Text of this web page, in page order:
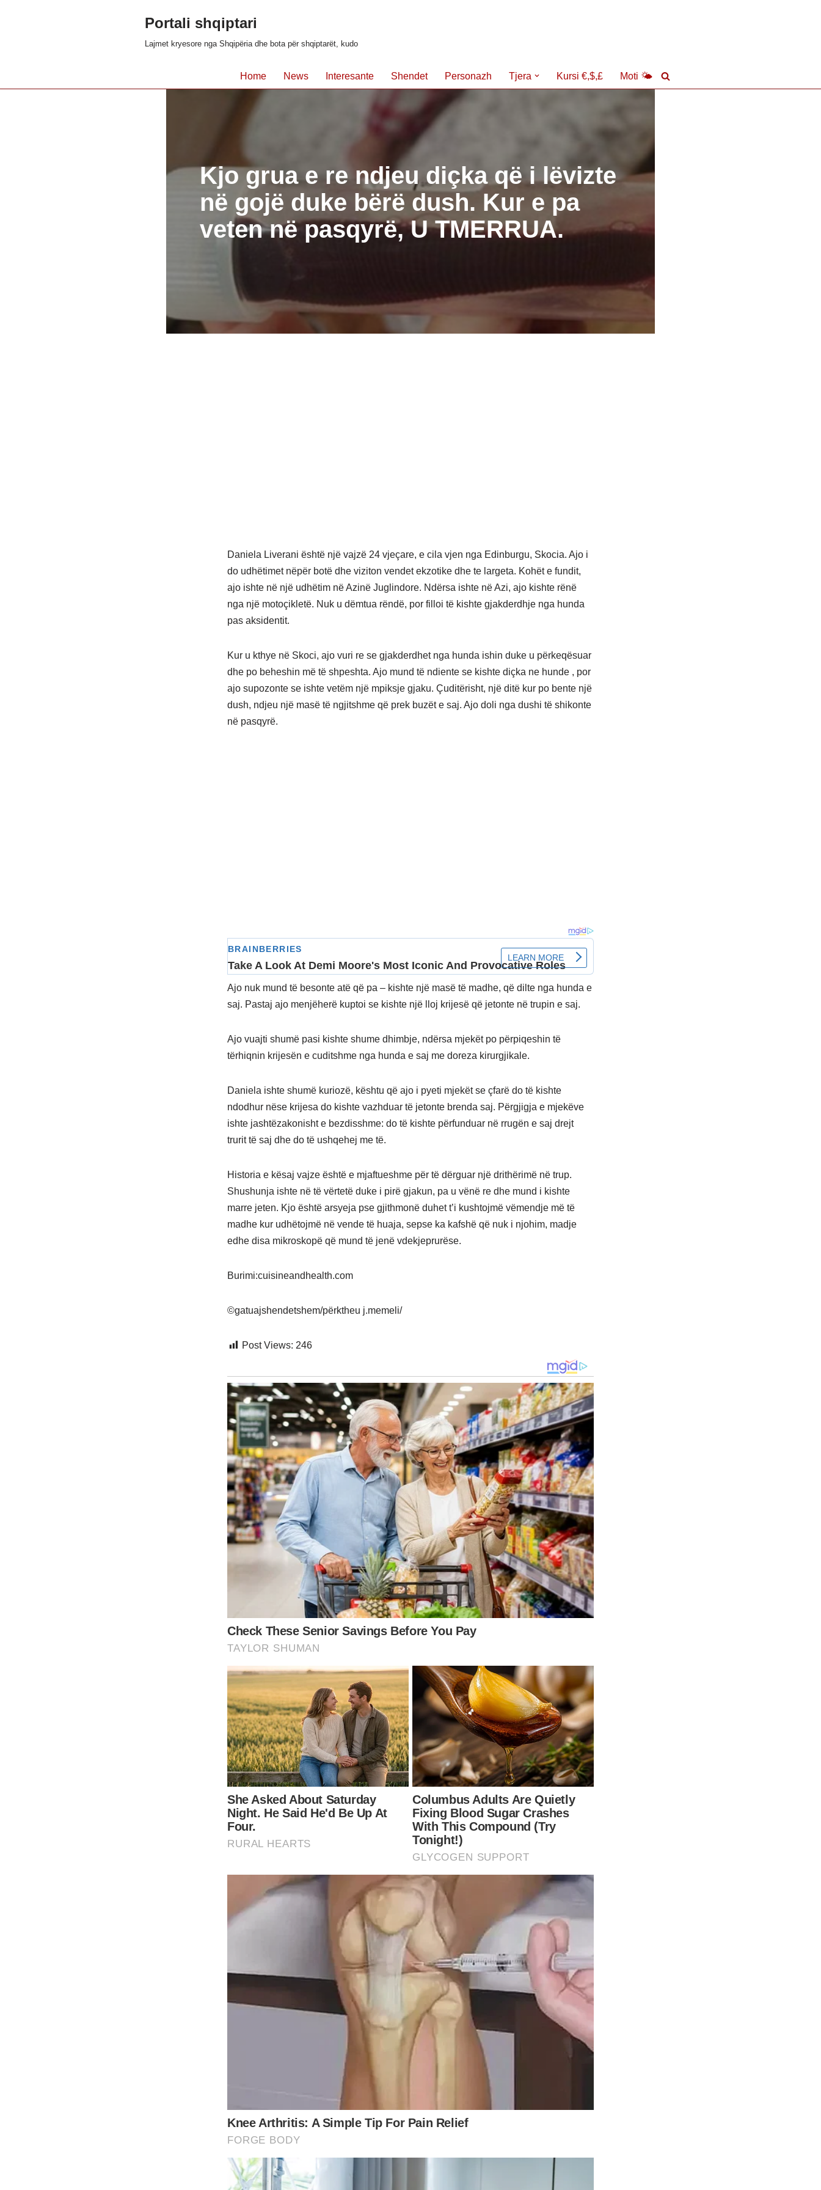
Portali shqiptari
Lajmet kryesore nga Shqipëria dhe bota për shqiptarët, kudo
Home News Interesante Shendet Personazh Tjera Kursi €,$,£ Moti 🌤
Kjo grua e re ndjeu diçka që i lëvizte
në gojë duke bërë dush. Kur e pa
veten në pasqyrë, U TMERRUA.
Daniela Liverani është një vajzë 24 vjeçare, e cila vjen nga Edinburgu, Skocia. Ajo i
do udhëtimet nëpër botë dhe viziton vendet ekzotike dhe te largeta. Kohët e fundit,
ajo ishte në një udhëtim në Azinë Juglindore. Ndërsa ishte në Azi, ajo kishte rënë
nga një motoçikletë. Nuk u dëmtua rëndë, por filloi të kishte gjakderdhje nga hunda
pas aksidentit.
Kur u kthye në Skoci, ajo vuri re se gjakderdhet nga hunda ishin duke u përkeqësuar
dhe po beheshin më të shpeshta. Ajo mund të ndiente se kishte diçka ne hunde , por
ajo supozonte se ishte vetëm një mpiksje gjaku. Çuditërisht, një ditë kur po bente një
dush, ndjeu një masë të ngjitshme që prek buzët e saj. Ajo doli nga dushi të shikonte
në pasqyrë.
Ajo nuk mund të besonte atë që pa – kishte një masë të madhe, që dilte nga hunda e
saj. Pastaj ajo menjëherë kuptoi se kishte një lloj krijesë që jetonte në trupin e saj.
Ajo vuajti shumë pasi kishte shume dhimbje, ndërsa mjekët po përpiqeshin të
tërhiqnin krijesën e cuditshme nga hunda e saj me doreza kirurgjikale.
Daniela ishte shumë kuriozë, kështu që ajo i pyeti mjekët se çfarë do të kishte
ndodhur nëse krijesa do kishte vazhduar të jetonte brenda saj. Përgjigja e mjekëve
ishte jashtëzakonisht e bezdisshme: do të kishte përfunduar në rrugën e saj drejt
trurit të saj dhe do të ushqehej me të.
Historia e kësaj vajze është e mjaftueshme për të dërguar një drithërimë në trup.
Shushunja ishte në të vërtetë duke i pirë gjakun, pa u vënë re dhe mund i kishte
marre jeten. Kjo është arsyeja pse gjithmonë duhet t’i kushtojmë vëmendje më të
madhe kur udhëtojmë në vende të huaja, sepse ka kafshë që nuk i njohim, madje
edhe disa mikroskopë që mund të jenë vdekjeprurëse.
Burimi:cuisineandhealth.com
©gatuajshendetshem/përktheu j.memeli/
Post Views: 246